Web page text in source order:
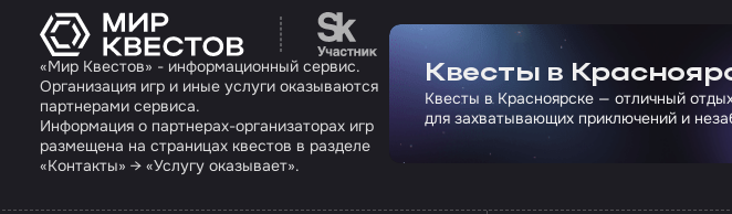
Перейти на сайт партнера Сколково
«Мир Квестов» - информационный сервис.
Организация игр и иные услуги оказываются
партнерами сервиса.
Информация о партнерах-организаторах игр
размещена на страницах квестов в разделе
«Контакты» → «Услугу оказывает».
Квесты в
Квесты в Красноярске — отличный
для захватывающих приключений и